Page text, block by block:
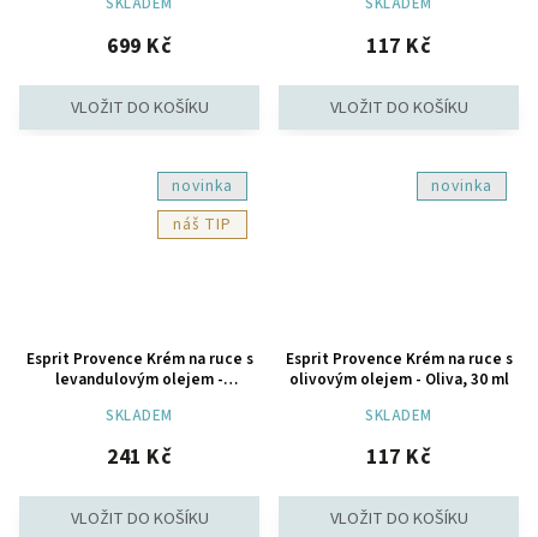
699 Kč 117 Kč
novinka
TIP
Esprit Provence Krém na ruce s
levandulovým olejem -
SKLADEM
241 Kč
novinka
Esprit Provence Krém na ruce s
olivovým olejem - Oliva, 30 ml
SKLADEM
117 Kč